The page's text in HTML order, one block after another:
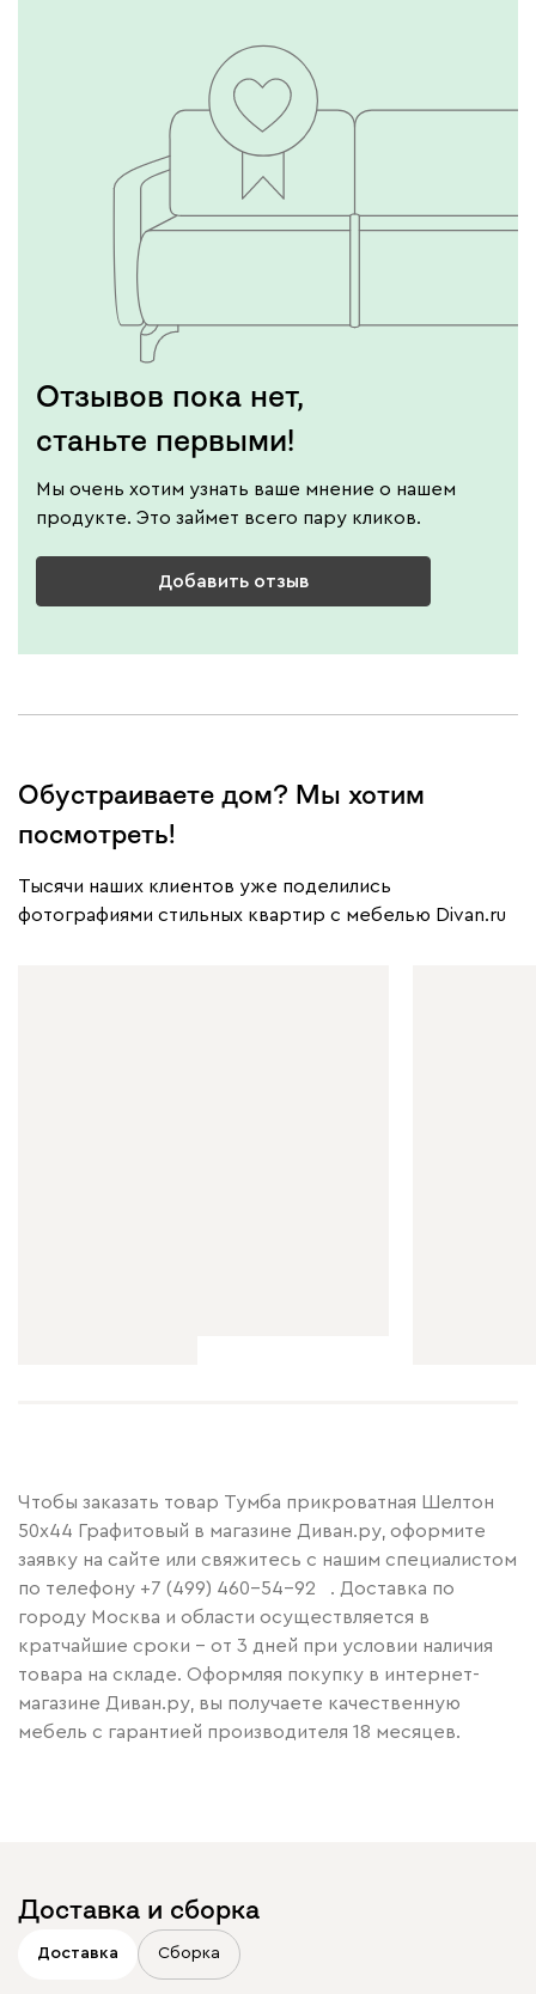
Отзывов пока нет,
станьте первыми!
Мы очень хотим узнать ваше мнение о нашем
продукте. Это займет всего пару кликов.
Добавить отзыв
Обустраиваете дом? Мы хотим
посмотреть!
Тысячи наших клиентов уже поделились
фотографиями стильных квартир с мебелью Divan.ru
Чтобы заказать товар Тумба прикроватная Шелтон
50x44 Графитовый в магазине Диван.ру, оформите
заявку на сайте или свяжитесь с нашим специалистом
по телефону +7 (499) 460-54-92
. Доставка по
городу Москва и области осуществляется в
кратчайшие сроки – от 3 дней при условии наличия
товара на складе. Оформляя покупку в интернет-
магазине Диван.ру, вы получаете качественную
мебель с гарантией производителя 18 месяцев.
Доставка и сборка
Доставка Сборка